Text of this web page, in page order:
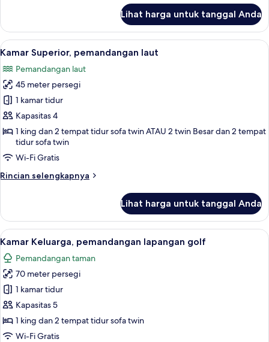
Superior
Room,
Golf
Lihat harga untuk tanggal Anda
Lihat
semua
foto
untuk
Kamar
Superior,
pemandangan
laut
5
Kamar Superior, pemandangan laut
Pemandangan laut
45 meter persegi
1 kamar tidur
Kapasitas 4
1 king dan 2 tempat tidur sofa twin ATAU 2 twin Besar dan 2 tempat
tidur sofa twin
Wi-Fi Gratis
Rincian selengkapnya
Rincian
Kamar
Superior,
pemandangan
Lihat harga untuk tanggal Anda
Lihat
semua
foto
untuk
Kamar
Keluarga,
pemandangan
lapangan
Kamar Keluarga, pemandangan
7
Kamar Keluarga, pemandangan lapangan golf
Pemandangan taman
70 meter persegi
1 kamar tidur
Kapasitas 5
1 king dan 2 tempat tidur sofa twin
Wi-Fi Gratis